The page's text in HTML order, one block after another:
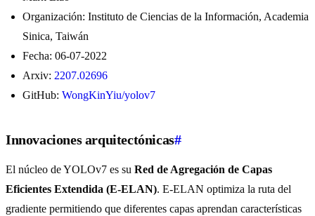
Organización: Instituto de Ciencias de la Información, Academia
Sinica, Taiwán
Fecha: 06-07-2022
Arxiv: 2207.02696
GitHub: WongKinYiu/yolov7
Innovaciones arquitectónicas#
El núcleo de YOLOv7 es su Red de Agregación de Capas
Eficientes Extendida (E-ELAN). E-ELAN optimiza la ruta del
gradiente permitiendo que diferentes capas aprendan características